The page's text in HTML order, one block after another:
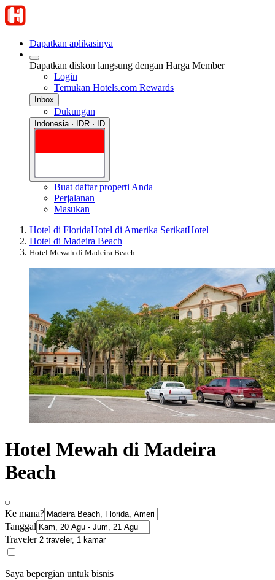
Dapatkan aplikasinya
Dapatkan diskon langsung dengan Harga Member
Login
Temukan Hotels.com Rewards
Inbox
Dukungan
Indonesia · IDR · ID
Buat daftar properti Anda
Perjalanan
Masukan
Hotel di FloridaHotel di Amerika SerikatHotel
Hotel di Madeira Beach
Hotel Mewah di Madeira Beach
Hotel Mewah di Madeira
Beach
Ke mana?
Tanggal
Traveler
Saya bepergian untuk bisnis